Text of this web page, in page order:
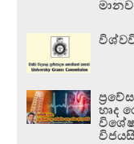
මානව
හෘද